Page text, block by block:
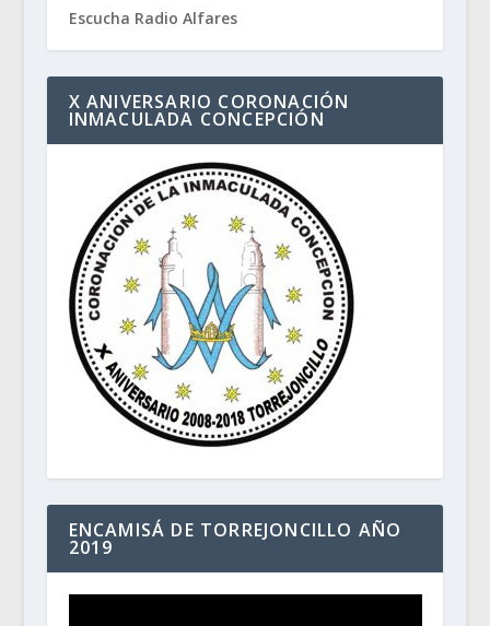
Escucha Radio Alfares
X ANIVERSARIO CORONACIÓN
INMACULADA CONCEPCIÓN
ENCAMISÁ DE TORREJONCILLO AÑO
2019